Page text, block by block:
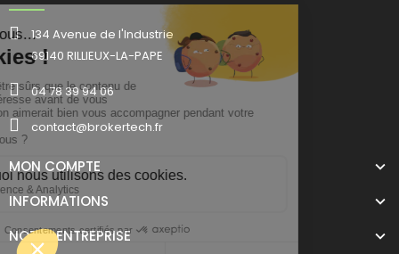
134 Avenue de l'Industrie
69140 RILLIEUX-LA-PAPE
04 78 39 94 06
contact@brokertech.fr
MON COMPTE
INFORMATIONS
NOTRE ENTREPRISE